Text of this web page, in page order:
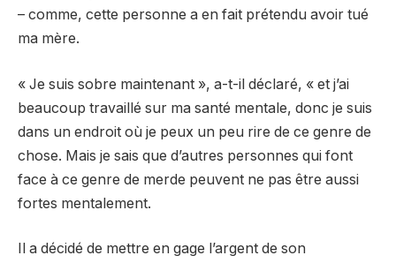
– comme, cette personne a en fait prétendu avoir tué
ma mère.
« Je suis sobre maintenant », a-t-il déclaré, « et j’ai
beaucoup travaillé sur ma santé mentale, donc je suis
dans un endroit où je peux un peu rire de ce genre de
chose. Mais je sais que d’autres personnes qui font
face à ce genre de merde peuvent ne pas être aussi
fortes mentalement.
Il a décidé de mettre en gage l’argent de son